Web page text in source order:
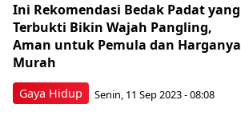
Gaya Hidup
Ini Rekomendasi Bedak Padat yang
Terbukti Bikin Wajah Pangling,
Aman untuk Pemula dan Harganya
Murah
Senin, 11 Sep 2023 - 08:08